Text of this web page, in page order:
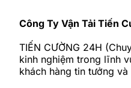
Công Ty Vận Tải Tiến
TIẾN CƯỜNG 24H
kinh nghiệm trong lĩnh
khách hàng tin tưởng